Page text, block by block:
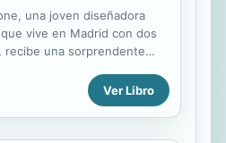
una joven diseñadora
vive en Madrid con dos
recibe una sorprendente
de Gabriel, un
y enigmático joven al que
envolver extrañas
Ver Libro